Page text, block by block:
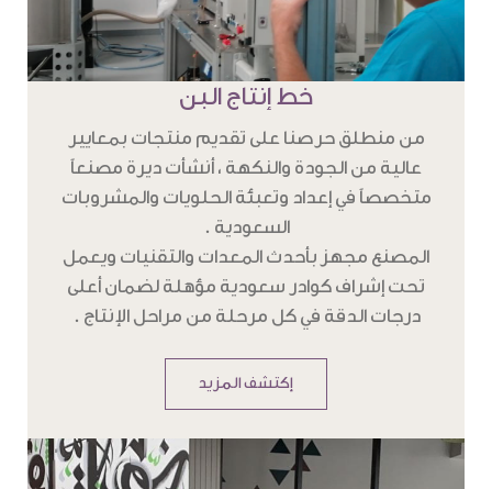
خط إنتاج البن
من منطلق حرصنا على تقديم منتجات بمعايير
عالية من الجودة والنكهة ، أنشأت ديرة مصنعاً
متخصصاً في إعداد وتعبئة الحلويات والمشروبات
السعودية .
المصنع مجهز بأحدث المعدات والتقنيات ويعمل
تحت إشراف كوادر سعودية مؤهلة لضمان أعلى
درجات الدقة في كل مرحلة من مراحل الإنتاج .
إكتشف المزيد